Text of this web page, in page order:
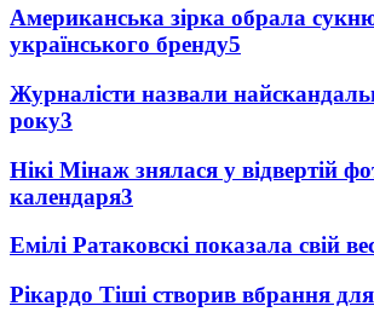
Американська зірка обрала
українського бренду5
Журналісти назвали
року3
Нікі Мінаж знялася у відвертій
календаря3
Емілі Ратаковскі показала свій
Рікардо Тіші створив вбрання